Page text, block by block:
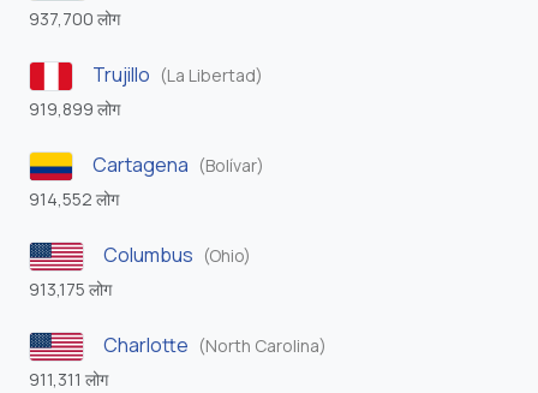
937,700 लोग
Trujillo (La Libertad)
919,899 लोग
Cartagena (Bolívar)
914,552 लोग
Columbus (Ohio)
913,175 लोग
Charlotte (North Carolina)
911,311 लोग